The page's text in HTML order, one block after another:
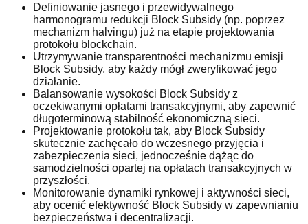
Definiowanie jasnego i przewidywalnego
harmonogramu redukcji Block Subsidy (np. poprzez
mechanizm halvingu) już na etapie projektowania
protokołu blockchain.
Utrzymywanie transparentności mechanizmu emisji
Block Subsidy, aby każdy mógł zweryfikować jego
działanie.
Balansowanie wysokości Block Subsidy z
oczekiwanymi opłatami transakcyjnymi, aby zapewnić
długoterminową stabilność ekonomiczną sieci.
Projektowanie protokołu tak, aby Block Subsidy
skutecznie zachęcało do wczesnego przyjęcia i
zabezpieczenia sieci, jednocześnie dążąc do
samodzielności opartej na opłatach transakcyjnych w
przyszłości.
Monitorowanie dynamiki rynkowej i aktywności sieci,
aby ocenić efektywność Block Subsidy w zapewnianiu
bezpieczeństwa i decentralizacji.